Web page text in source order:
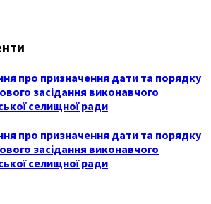
про призначення дати та порядку
засідання виконавчого
селищної ради
про призначення дати та порядку
засідання виконавчого
селищної ради